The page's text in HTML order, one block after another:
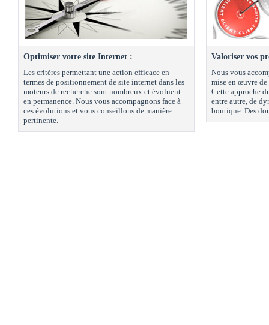
Optimiser votre site Internet :
Les critères permettant une action efficace en
termes de positionnement de site internet dans les
moteurs de recherche sont nombreux et évoluent
en permanence. Nous vous accompagnons face à
ces évolutions et vous conseillons de manière
pertinente.
Valoriser vos
Nous vous
mise en œuvre
Cette approche
entre autre, de
boutique. Des